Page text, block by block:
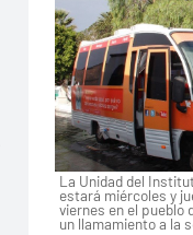
La Unidad del
estará miércoles y
viernes en el pueblo
un llamamiento a la